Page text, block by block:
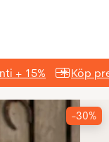
+ 15% Köp
-30%